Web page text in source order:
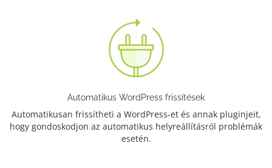
Automatikus WordPress frissítések
Automatikusan frissítheti a WordPress-et és annak pluginjeit,
hogy gondoskodjon az automatikus helyreállításról problémák
esetén.